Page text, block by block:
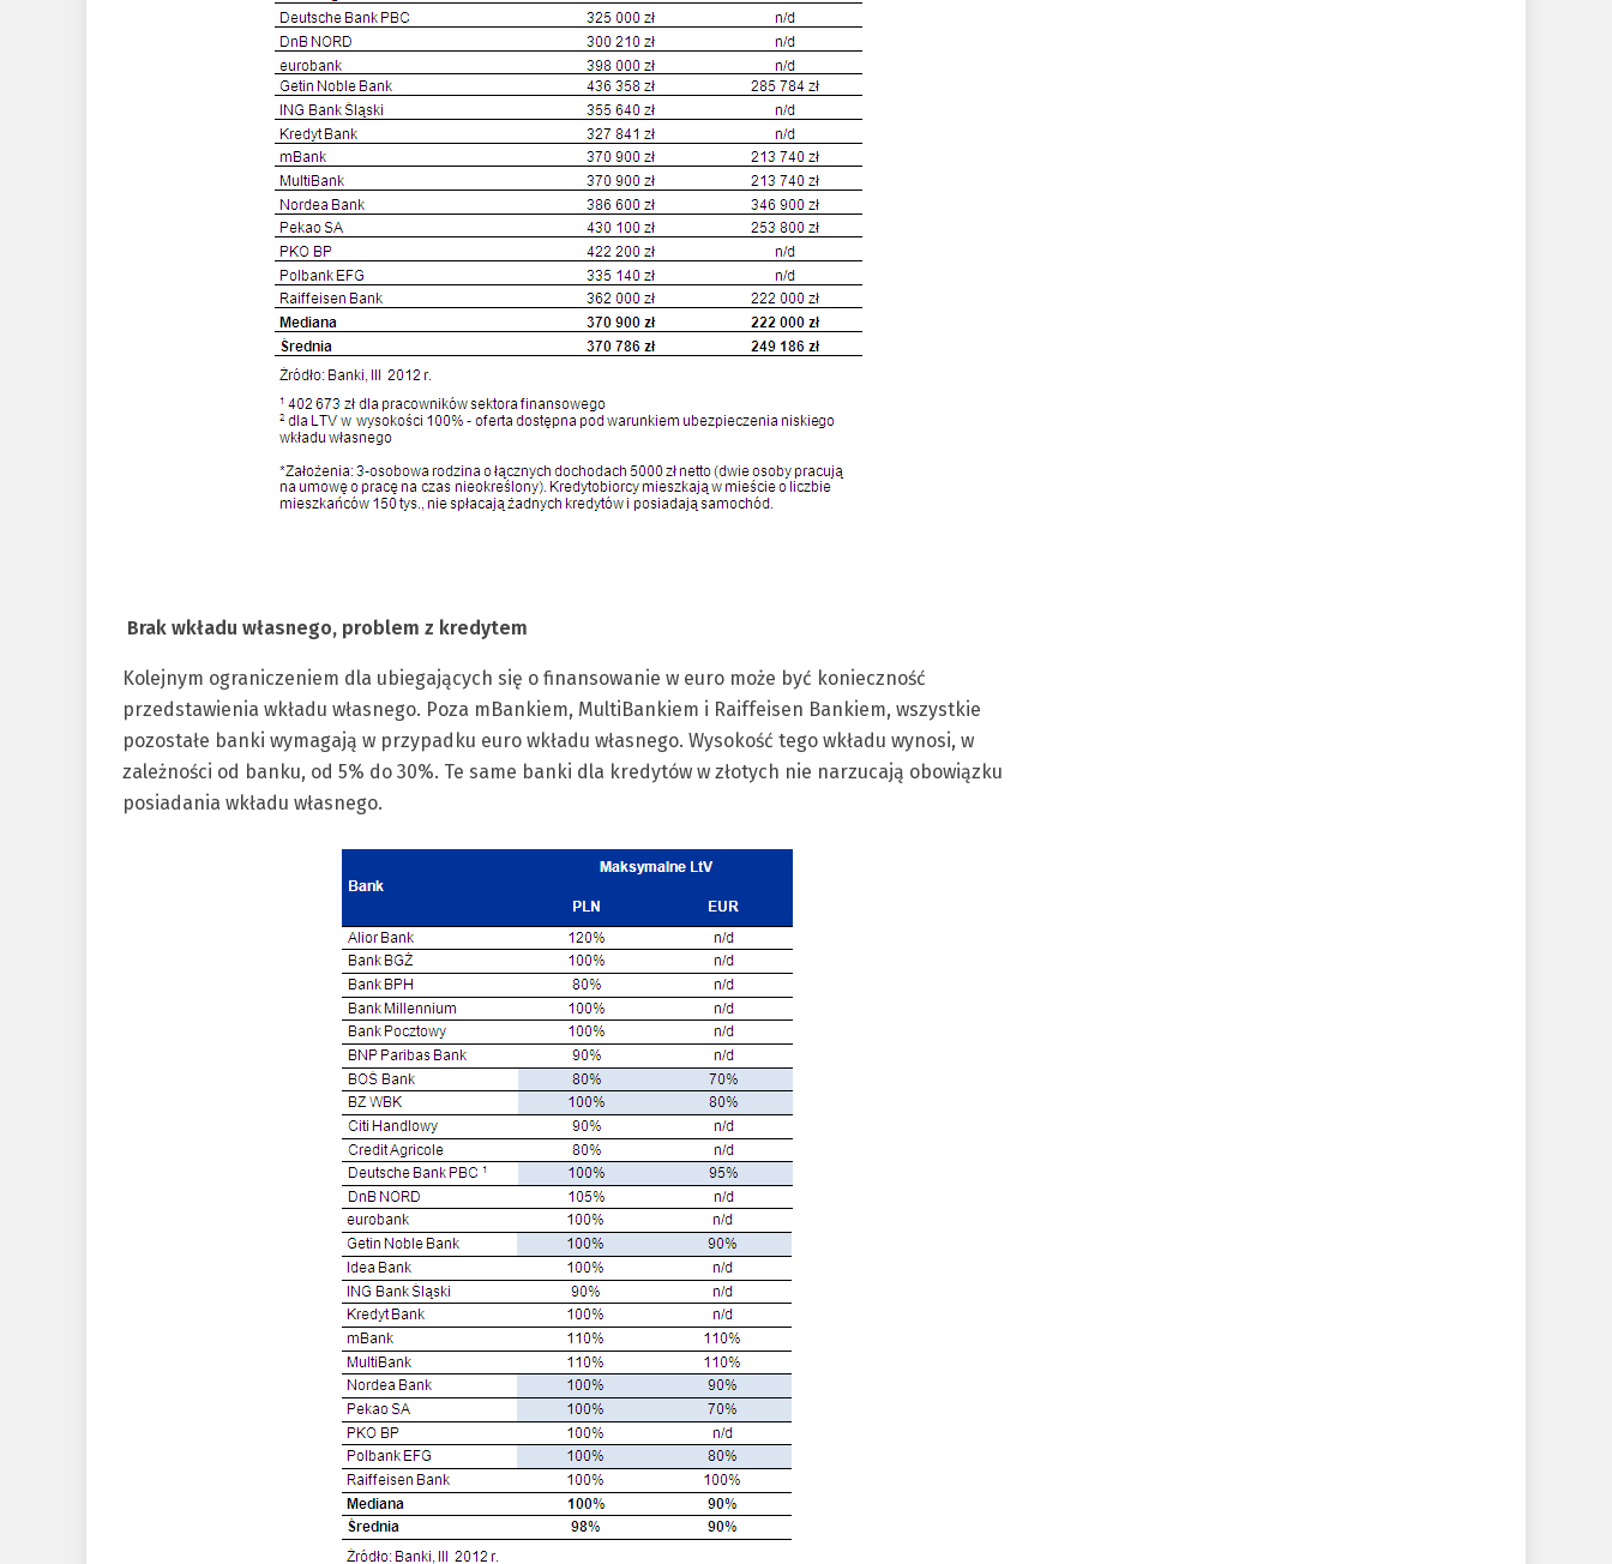
Brak wkładu własnego, problem z kredytem
Kolejnym ograniczeniem dla ubiegających się o finansowanie w euro może być konieczność
przedstawienia wkładu własnego. Poza mBankiem, MultiBankiem i Raiffeisen Bankiem, wszystkie
pozostałe banki wymagają w przypadku euro wkładu własnego. Wysokość tego wkładu wynosi, w
zależności od banku, od 5% do 30%. Te same banki dla kredytów w złotych nie narzucają obowiązku
posiadania wkładu własnego.